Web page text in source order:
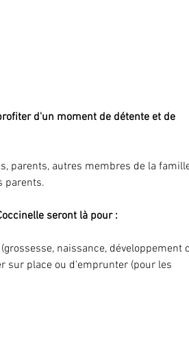
d'un moment de détente et de
parents, autres membres de la
parents.
seront là pour :
naissance, développement
sur place ou d'emprunter (pour les